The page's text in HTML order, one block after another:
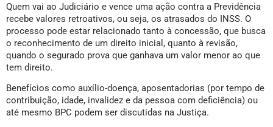
Quem vai ao Judiciário e vence uma ação contra a Previdência
recebe valores retroativos, ou seja, os atrasados do INSS. O
processo pode estar relacionado tanto à concessão, que busca
o reconhecimento de um direito inicial, quanto à revisão,
quando o segurado prova que ganhava um valor menor ao que
tem direito.
Benefícios como auxílio-doença, aposentadorias (por tempo de
contribuição, idade, invalidez e da pessoa com deficiência) ou
até mesmo BPC podem ser discutidas na Justiça.